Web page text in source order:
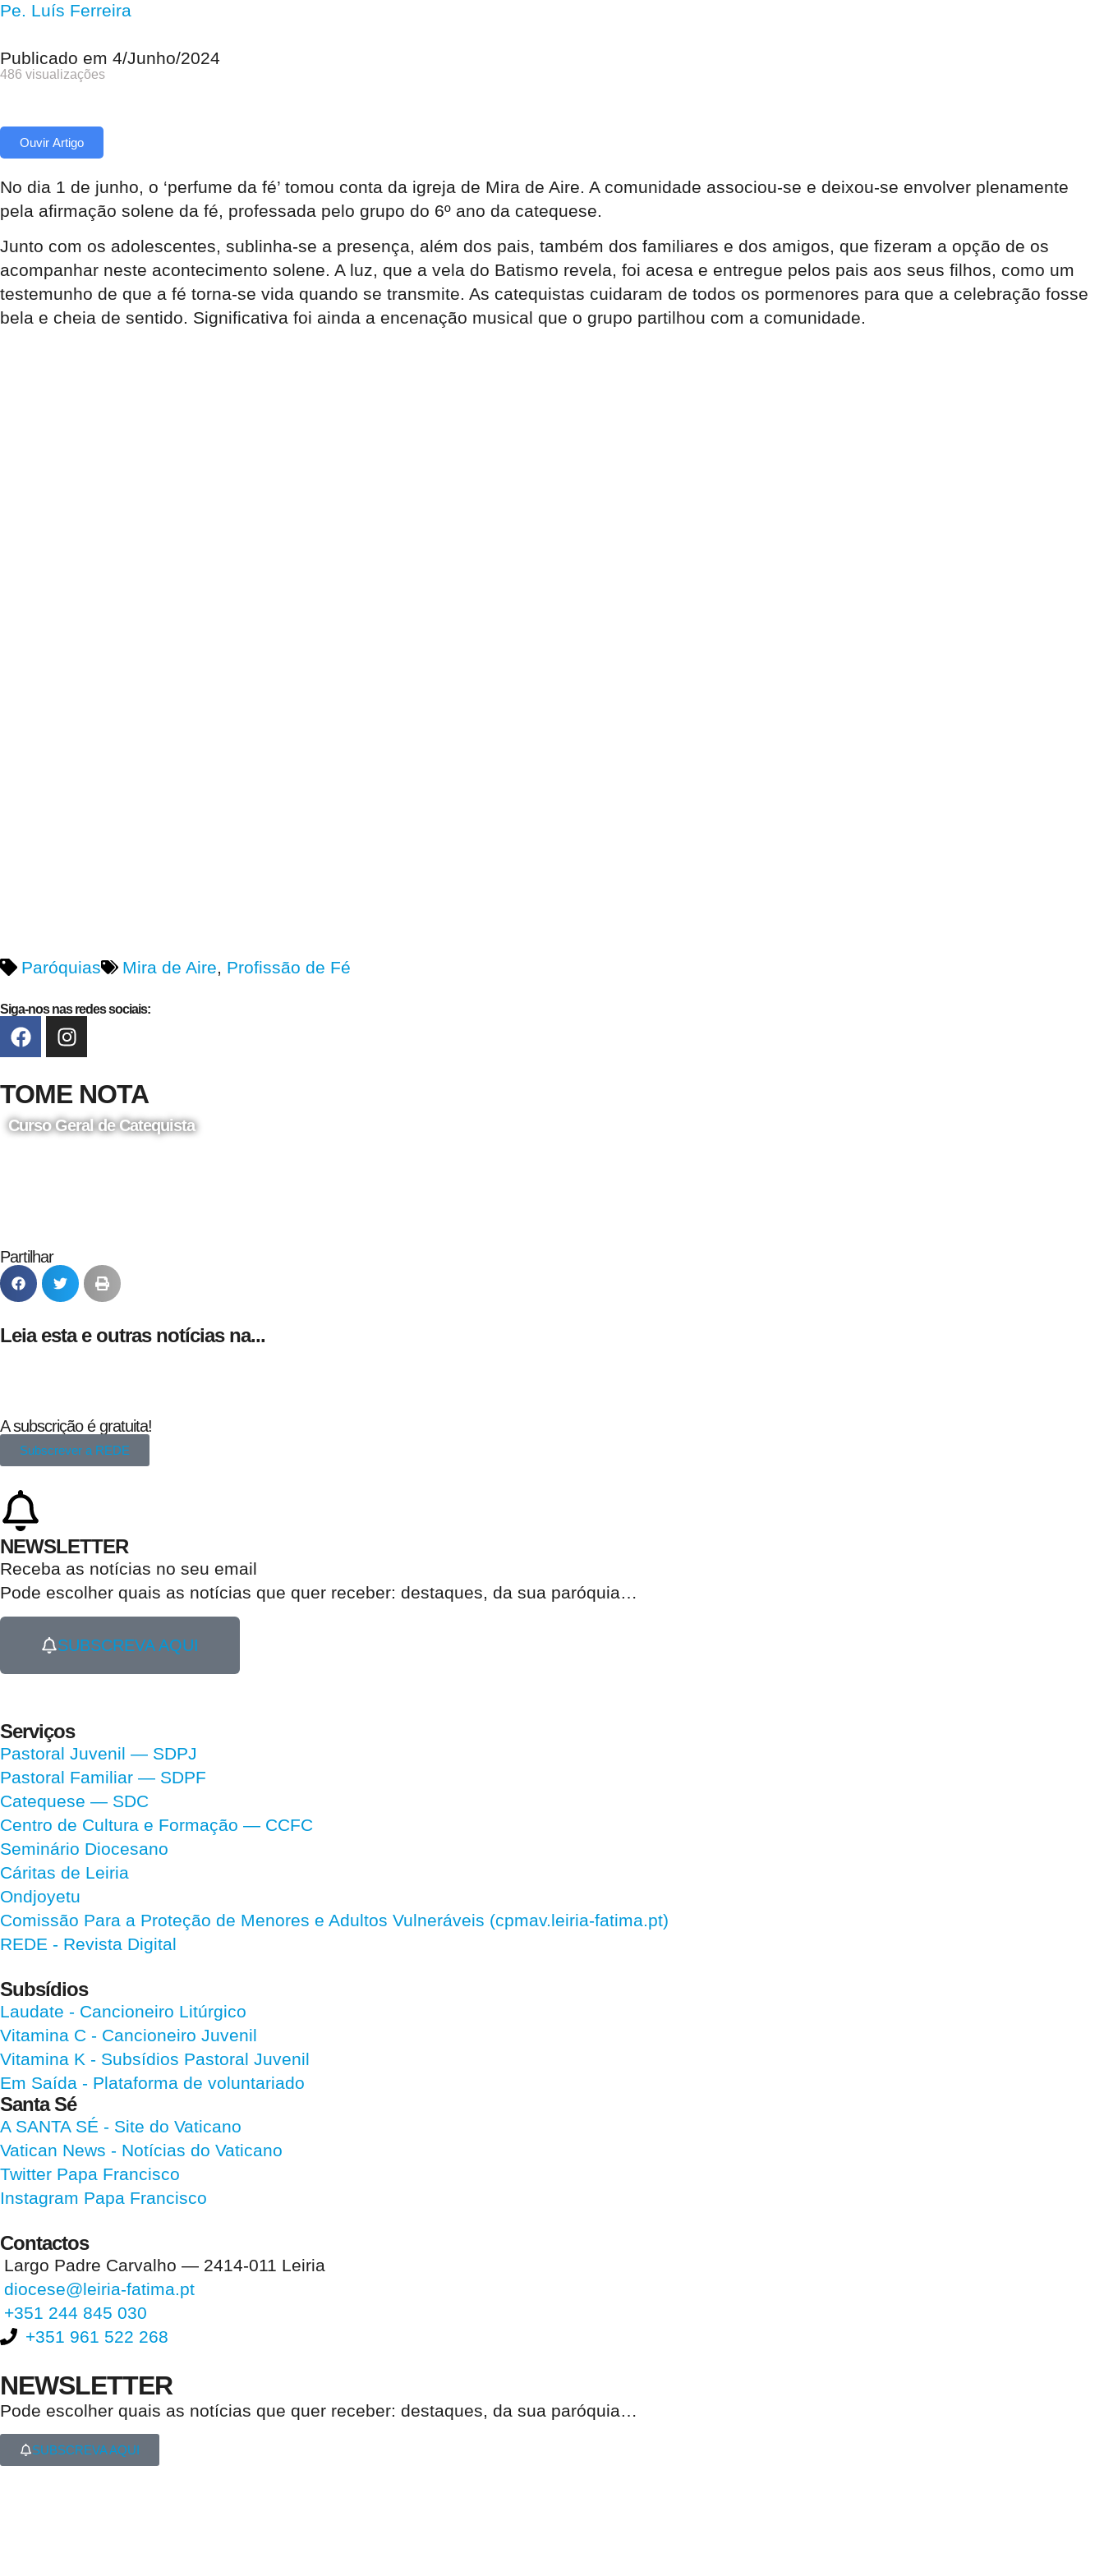
Pe. Luís Ferreira
Publicado em 4/Junho/2024
486 visualizações
Ouvir Artigo
No dia 1 de junho, o ‘perfume da fé’ tomou conta da igreja de Mira de Aire. A comunidade associou-se e deixou-se envolver plenamente
pela afirmação solene da fé, professada pelo grupo do 6º ano da catequese.
Junto com os adolescentes, sublinha-se a presença, além dos pais, também dos familiares e dos amigos, que fizeram a opção de os
acompanhar neste acontecimento solene. A luz, que a vela do Batismo revela, foi acesa e entregue pelos pais aos seus filhos, como um
testemunho de que a fé torna-se vida quando se transmite. As catequistas cuidaram de todos os pormenores para que a celebração fosse
bela e cheia de sentido. Significativa foi ainda a encenação musical que o grupo partilhou com a comunidade.
Paróquias Mira de Aire, Profissão de Fé
Siga-nos nas redes sociais:
TOME NOTA
Curso Geral de Catequista
Partilhar
Leia esta e outras notícias na...
A subscrição é gratuita!
Subscrever a REDE
NEWSLETTER
Receba as notícias no seu email​
Pode escolher quais as notícias que quer receber: destaques, da sua paróquia…
SUBSCREVA AQUI
Serviços
Pastoral Juvenil — SDPJ
Pastoral Familiar — SDPF
Catequese — SDC
Centro de Cultura e Formação — CCFC
Seminário Diocesano
Cáritas de Leiria
Ondjoyetu
Comissão Para a Proteção de Menores e Adultos Vulneráveis (cpmav.leiria-fatima.pt)
REDE - Revista Digital
Subsídios
Laudate - Cancioneiro Litúrgico
Vitamina C - Cancioneiro Juvenil
Vitamina K - Subsídios Pastoral Juvenil
Em Saída - Plataforma de voluntariado
Santa Sé
A SANTA SÉ - Site do Vaticano
Vatican News - Notícias do Vaticano
Twitter Papa Francisco
Instagram Papa Francisco
Contactos
Largo Padre Carvalho — 2414-011 Leiria
diocese@leiria-fatima.pt
+351 244 845 030
+351 961 522 268
NEWSLETTER
Pode escolher quais as notícias que quer receber: destaques, da sua paróquia…
SUBSCREVA AQUI